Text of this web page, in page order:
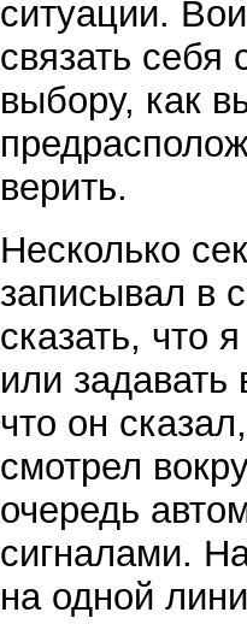
ситуации.
связать себя
выбору, как
верить.
Несколько
записывал в
сказать, что
или
что он
смотрел
очередь
сигналами.
на одной